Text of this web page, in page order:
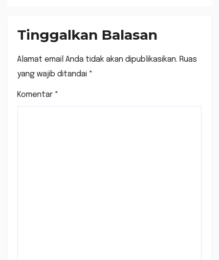
Tinggalkan Balasan
Alamat email Anda tidak akan dipublikasikan. Ruas
yang wajib ditandai *
Komentar *